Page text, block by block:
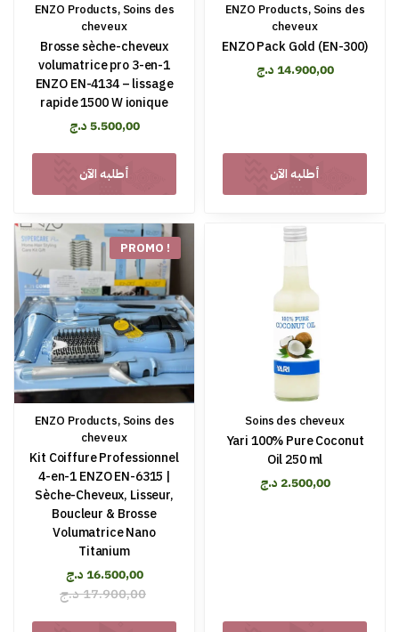
ENZO Products, Soins des
cheveux
Brosse sèche-cheveux
volumatrice pro 3-en-1
ENZO EN-4134 – lissage
rapide 1500 W ionique
5.500,00د.ج
أطلبه الآن
ENZO Products, Soins des
cheveux
ENZO Pack Gold (EN-300)
14.900,00د.ج
أطلبه الآن
PROMO !
ENZO Products, Soins des
cheveux
Kit Coiffure Professionnel
4-en-1 ENZO EN-6315 |
Sèche-Cheveux, Lisseur,
Boucleur & Brosse
Volumatrice Nano
Titanium
16.500,00د.ج
17.900,00د.ج
Soins des cheveux
Yari 100% Pure Coconut
Oil 250 ml
2.500,00 د.ج